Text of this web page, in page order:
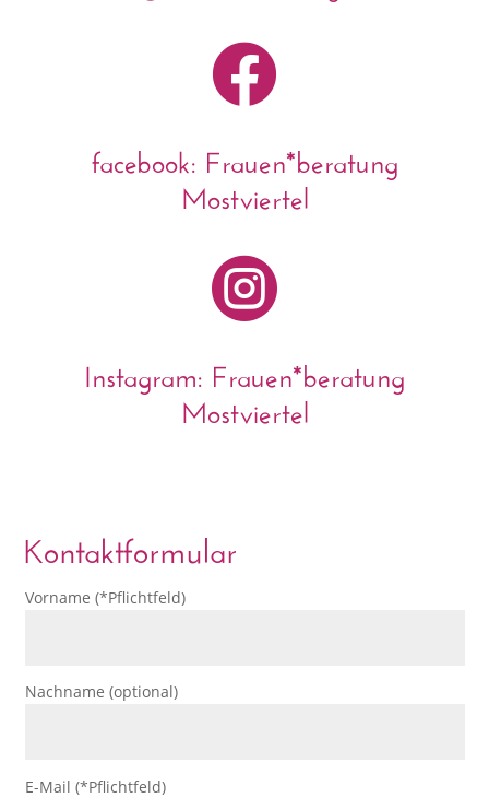

facebook: Frauen*beratung
Mostviertel

Instagram: Frauen*beratung
Mostviertel
Kontaktformular
Vorname (*Pflichtfeld)
Nachname (optional)
E-Mail (*Pflichtfeld)